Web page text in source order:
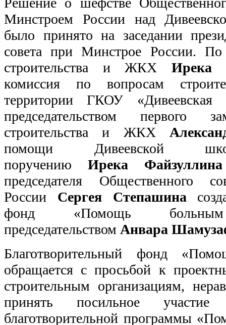
Минстроем России над
было принято на заседании
совета при Минстрое России.
строительства и ЖКХ Ирека
комиссия по вопросам
территории ГКОУ «Дивеевская
председательством первого
строительства и ЖКХ
помощи Дивеевской
поручению Ирека Файзуллина
председателя Общественного
России Сергея Степашина
фонд «Помощь
председательством Анвара
Благотворительный фонд
обращается с просьбой к
строительным организациям,
принять посильное
благотворительной программы